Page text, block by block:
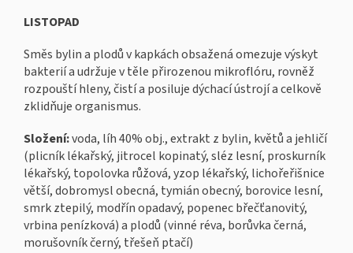
LISTOPAD
Směs bylin a plodů v kapkách obsažená omezuje výskyt
bakterií a udržuje v těle přirozenou mikroflóru, rovněž
rozpouští hleny, čistí a posiluje dýchací ústrojí a celkově
zklidňuje organismus.
Složení:voda, líh 40% obj., extrakt z bylin, květů a jehličí
(plicník lékařský, jitrocel kopinatý, sléz lesní, proskurník
lékařský, topolovka růžová, yzop lékařský, lichořeřišnice
větší, dobromysl obecná, tymián obecný, borovice lesní,
smrk ztepilý, modřín opadavý, popenec břečťanovitý,
vrbina penízková) a plodů (vinné réva, borůvka černá,
morušovník černý, třešeň ptačí)